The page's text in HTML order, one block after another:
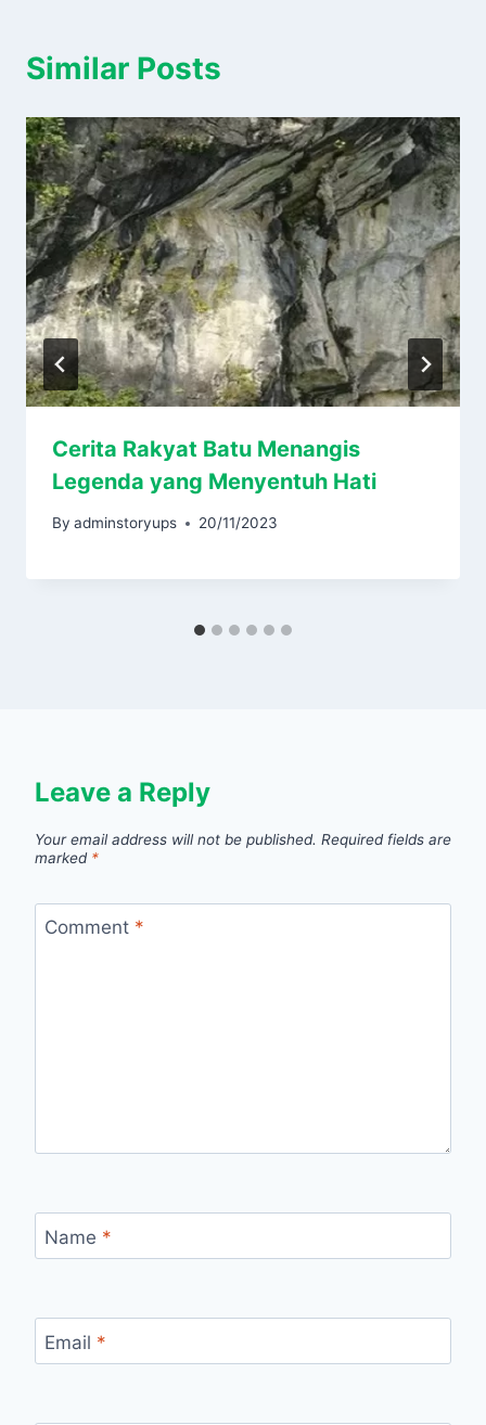
Similar Posts
Cerita Rakyat Batu Menangis
Legenda yang Menyentuh Hati
By adminstoryups 20/11/2023
Leave a Reply
Your email address will not be published. Required fields are
marked *
Comment *
Name *
Email *